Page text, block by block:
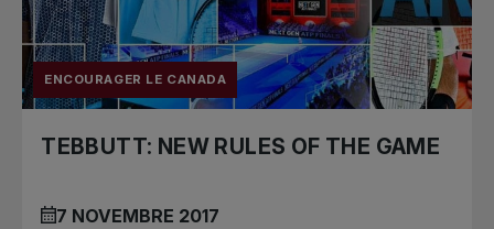
nationaux
ENCOURAGER LE CANADA
TEBBUTT: NEW RULES OF THE GAME
7 NOVEMBRE 2017